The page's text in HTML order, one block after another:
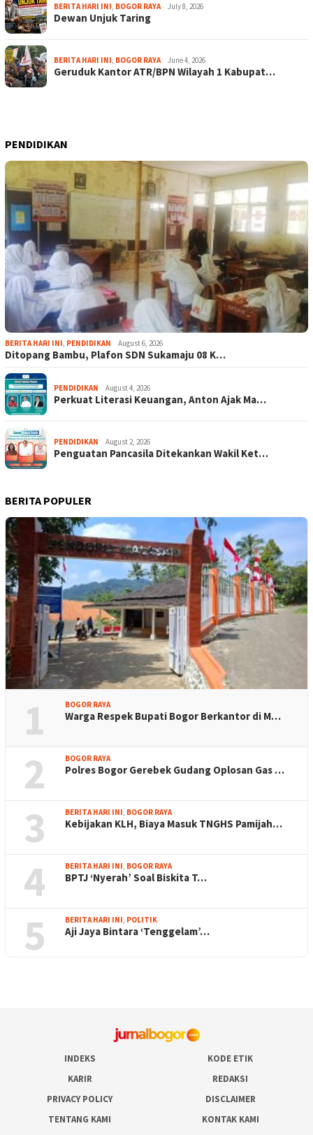
BERITA HARI INI, BOGOR RAYA July 8, 2026
Dewan Unjuk Taring
BERITA HARI INI, BOGOR RAYA June 4, 2026
Geruduk Kantor ATR/BPN Wilayah 1 Kabupat…
PENDIDIKAN
BERITA HARI INI PENDIDIKAN August 6, 2026
Ditopang Bambu, Plafon SDN Sukamaju 08 K…
PENDIDIKAN August 4, 2026
Perkuat Literasi Keuangan, Anton Ajak Ma…
PENDIDIKAN August 2, 2026
Penguatan Pancasila Ditekankan Wakil Ket…
BERITA POPULER
1 BOGOR RAYA
Warga Respek Bupati Bogor Berkantor di M…
2 BOGOR RAYA
Polres Bogor Gerebek Gudang Oplosan Gas …
3 BERITA HARI INI BOGOR RAYA
Kebijakan KLH, Biaya Masuk TNGHS Pamijah…
4 BERITA HARI INI BOGOR RAYA
BPTJ ‘Nyerah’ Soal Biskita T…
5 BERITA HARI INI POLITIK
Aji Jaya Bintara ‘Tenggelam’…
INDEKS
KODE ETIK
KARIR
REDAKSI
PRIVACY POLICY
DISCLAIMER
TENTANG KAMI
KONTAK KAMI